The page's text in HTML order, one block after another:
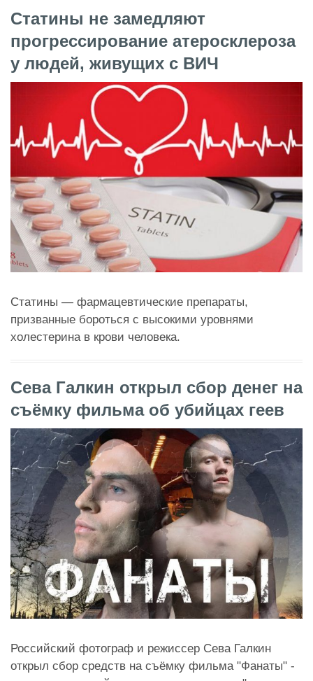
Статины не замедляют
прогрессирование атеросклероза
у людей, живущих с ВИЧ
Статины — фармацевтические препараты,
призванные бороться с высокими уровнями
холестерина в крови человека.
Сева Галкин открыл сбор денег на
съёмку фильма об убийцах геев
Российский фотограф и режиссер Сева Галкин
открыл сбор средств на съёмку фильма "Фанаты" -